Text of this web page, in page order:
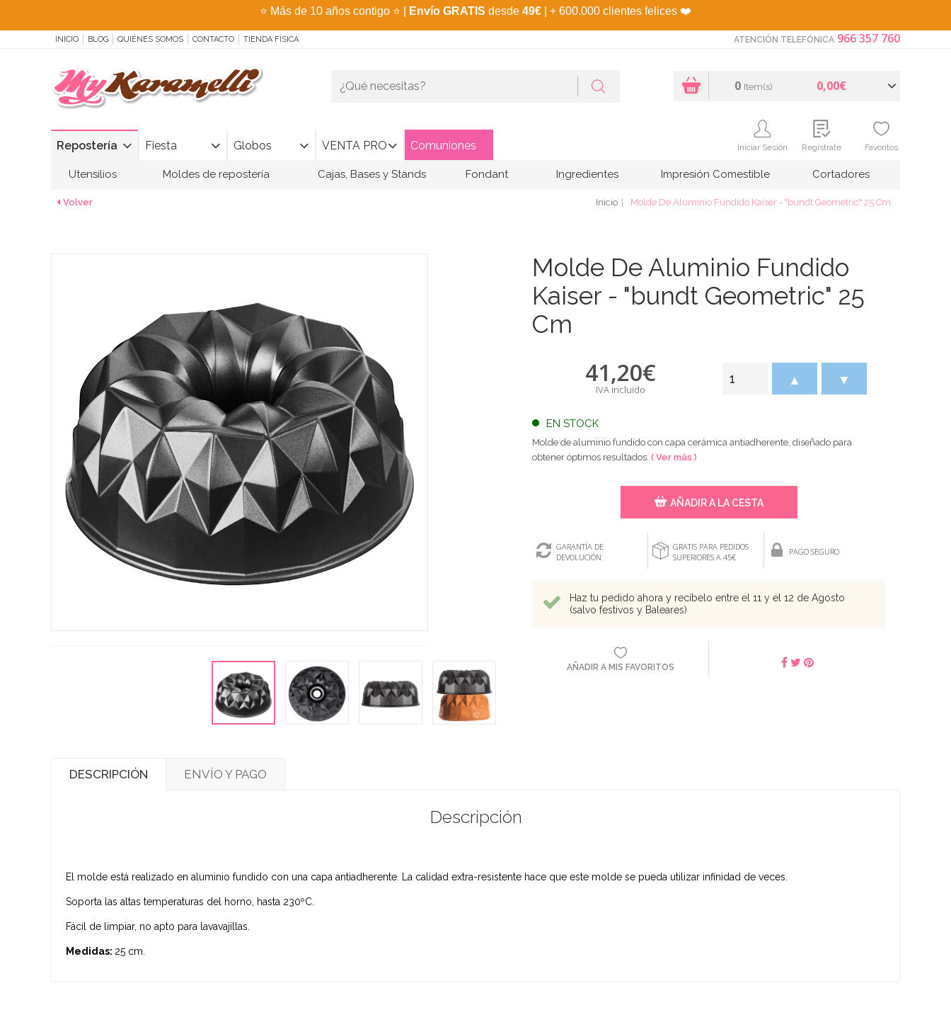
⭐ Más de 10 años contigo ⭐ Envío GRATIS desde 49€ | + 600.000 clientes felices ❤️
INICIO BLOG QUIÉNES SOMOS CONTACTO TIENDA FÍSICA ATENCIÓN TELEFÓNICA 966 357 760
Repostería Fiesta Globos VENTA PRO Comuniones
0 Item(s) 0,00€
Iniciar Sesión Regístrate Favoritos
Utensilios Moldes de repostería Cajas, Bases y Stands Fondant Ingredientes Impresión Comestible Cortadores
Volver Inicio Molde De Aluminio Fundido Kaiser - "bundt Geometric" 25 Cm
Molde De Aluminio Fundido
Kaiser - "bundt Geometric" 25
Cm
41,20€
IVA incluido
EN STOCK
▲ ▼
Molde de aluminio fundido con capa cerámica antiadherente, diseñado para
obtener óptimos resultados. ( Ver más )
AÑADIR A LA CESTA
GARANTÍA DE
DEVOLUCIÓN
GRATIS PARA PEDIDOS
SUPERIORES A 45€
PAGO SEGURO
Haz tu pedido ahora y recíbelo entre el 11 y el 12 de Agosto
(salvo festivos y Baleares)
AÑADIR A MIS FAVORITOS
DESCRIPCIÓN ENVÍO Y PAGO
Descripción
El molde está realizado en aluminio fundido con una capa antiadherente. La calidad extra-resistente hace que este molde se pueda utilizar infinidad de veces.
Soporta las altas temperaturas del horno, hasta 230ºC.
Fácil de limpiar, no apto para lavavajillas.
Medidas: 25 cm.